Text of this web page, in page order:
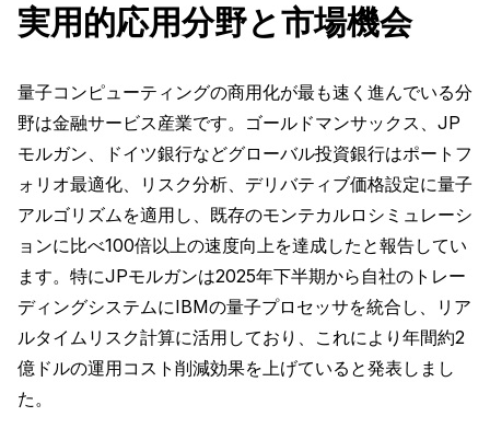
実用的応用分野と市場機会
量子コンピューティングの商用化が最も速く進んでいる分
野は金融サービス産業です。ゴールドマンサックス、JP
モルガン、ドイツ銀行などグローバル投資銀行はポートフ
ォリオ最適化、リスク分析、デリバティブ価格設定に量子
アルゴリズムを適用し、既存のモンテカルロシミュレーシ
ョンに比べ100倍以上の速度向上を達成したと報告してい
ます。特にJPモルガンは2025年下半期から自社のトレー
ディングシステムにIBMの量子プロセッサを統合し、リア
ルタイムリスク計算に活用しており、これにより年間約2
億ドルの運用コスト削減効果を上げていると発表しまし
た。